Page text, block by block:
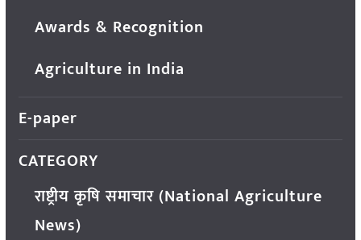
Awards & Recognition
Agriculture in India
E-paper
CATEGORY
राष्ट्रीय कृषि समाचार (National Agriculture
News)